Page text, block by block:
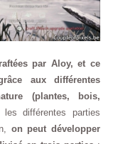
par Aloy, et ce
aux différentes
(plantes, bois,
les différentes parties
on peut développer